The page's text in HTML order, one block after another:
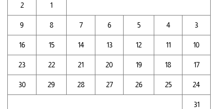
1
2
3
4
5
6
7
8
9
10
11
12
13
14
15
16
17
18
19
20
21
22
23
24
25
26
27
28
29
30
31